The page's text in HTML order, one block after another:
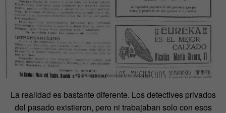
La realidad es bastante diferente. Los detectives privados
del pasado existieron, pero ni trabajaban solo con esos